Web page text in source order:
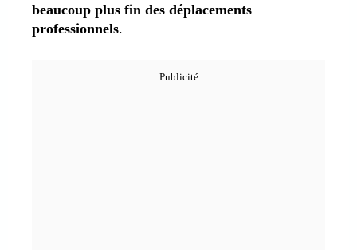
beaucoup plus fin des déplacements
professionnels.